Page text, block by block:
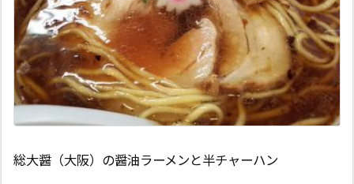
総大醤（大阪）の醤油ラーメンと半チャーハン